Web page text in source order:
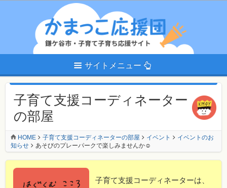
サイトメニュー
子育て支援コーディネーター
の部屋
HOME 子育て支援コーディネーターの部屋 イベント
イベントのお
知らせ
あそびのプレーパークで楽しみませんか☺
子育て支援コーディネーターは、